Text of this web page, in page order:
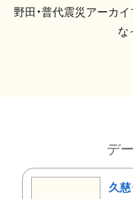
野田・普代震災アーカ
な
デ
久慈